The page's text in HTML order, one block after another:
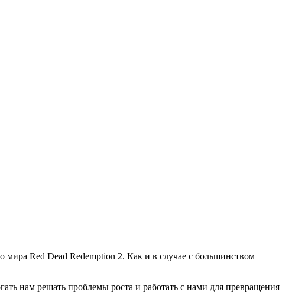
Red Dead Redemption 2. Как и в случае с большинством
нам решать проблемы роста и работать с нами для превращения